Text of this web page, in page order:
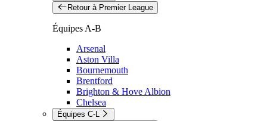
Retour à Premier League
Équipes A-B
Arsenal
Aston Villa
Bournemouth
Brentford
Brighton & Hove Albion
Chelsea
Équipes C-L